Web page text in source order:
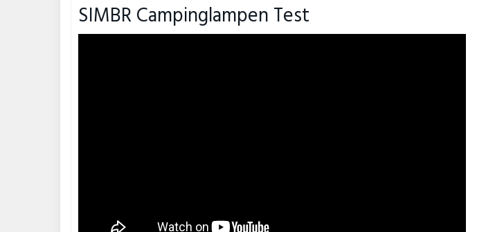
SIMBR Campinglampen Test